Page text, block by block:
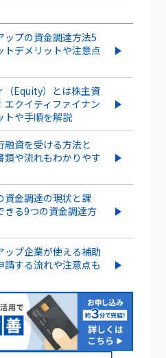
ストックオプションと
ト・デメリット、注
オプションとは？メリ
トを紹介
ョンを新規に行使する
グを解説！
ンとは？仕組みや種
・手続きを紹介
とみる
上場との違いやメリッ
も解説
IPOするメリット・デ
功させるポイントも解
とみる
ップの資金調達方法5
トデメリットや注意点
（Equity）とは株主資
エクイティファイナン
トや手順を解説
融資を受ける方法と
類や流れもわかりやす
資金調達の現状と課
きる9つの資金調達方
ップ企業が使える補助
請する流れや注意点も